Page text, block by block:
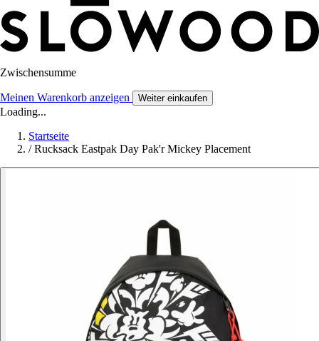
Zwischensumme
Meinen Warenkorb anzeigen Weiter einkaufen
Loading...
Startseite
/ Rucksack Eastpak Day Pak'r Mickey Placement